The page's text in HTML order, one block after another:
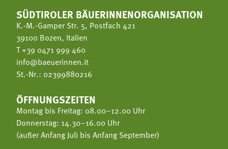
SÜDTIROLER BÄUERINNENORGANISATION
K.-M.-Gamper Str. 5, Postfach 421
39100 Bozen, Italien
T+39 0471 999 460
info@baeuerinnen.it
St.-Nr.: 02399880216
ÖFFNUNGSZEITEN
Montag bis Freitag: 08.00–12.00 Uhr
Donnerstag: 14.30–16.00 Uhr
(außer Anfang Juli bis Anfang September)